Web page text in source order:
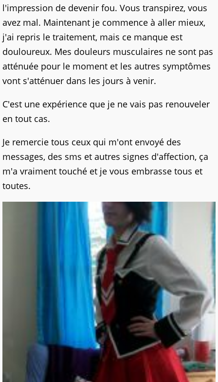
l'impression de devenir fou. Vous transpirez, vous
avez mal. Maintenant je commence à aller mieux,
j'ai repris le traitement, mais ce manque est
douloureux. Mes douleurs musculaires ne sont pas
atténuée pour le moment et les autres symptômes
vont s'atténuer dans les jours à venir.
C'est une expérience que je ne vais pas renouveler
en tout cas.
Je remercie tous ceux qui m'ont envoyé des
messages, des sms et autres signes d'affection, ça
m'a vraiment touché et je vous embrasse tous et
toutes.